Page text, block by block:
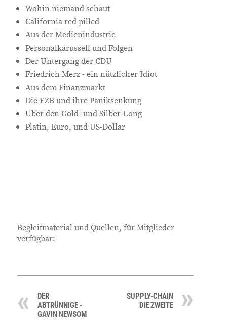
Wohin niemand schaut
California red pilled
Aus der Medienindustrie
Personalkarussell und Folgen
Der Untergang der CDU
Friedrich Merz - ein nützlicher Idiot
Aus dem Finanzmarkt
Die EZB und ihre Paniksenkung
Über den Gold- und Silber-Long
Platin, Euro, und US-Dollar
Begleitmaterial und Quellen, für Mitglieder
verfügbar:
DER
ABTRÜNNIGE -
GAVIN NEWSOM
SUPPLY-CHAIN
DIE ZWEITE